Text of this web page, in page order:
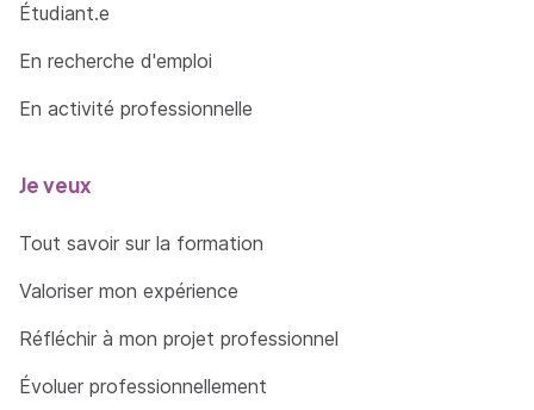
Étudiant.e
En recherche d'emploi
En activité professionnelle
Je veux
Tout savoir sur la formation
Valoriser mon expérience
Réfléchir à mon projet professionnel
Évoluer professionnellement